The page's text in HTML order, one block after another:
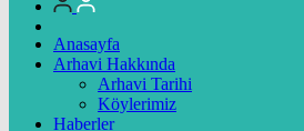
Anasayfa
Arhavi Hakkında
Arhavi Tarihi
Köylerimiz
Haberler